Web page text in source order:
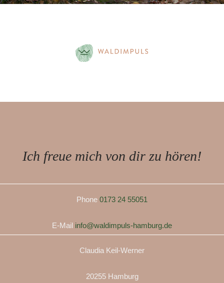
Ich freue mich von dir zu hören!
Phone 0173 24 55051
E-Mail info@waldimpuls-hamburg.de
Claudia Keil-Werner
20255 Hamburg